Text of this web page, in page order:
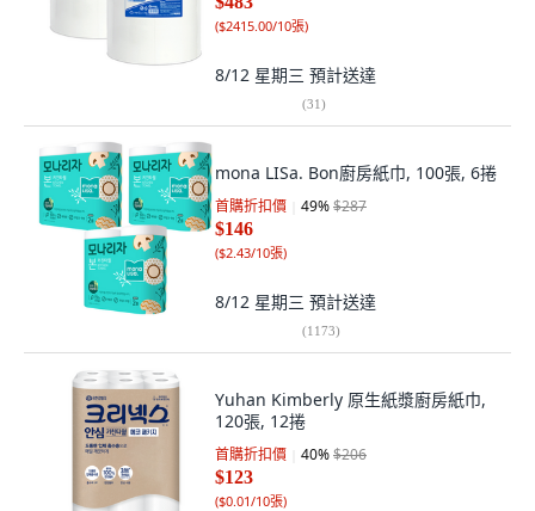
($2415.00/10張)
8/12 星期三 預計送達
(31)
mona LISa. Bon廚房紙巾, 100張, 6捲
首購折扣價 49%$287
$146
($2.43/10張)
8/12 星期三 預計送達
(1173)
Yuhan Kimberly 原生紙漿廚房紙巾,
120張, 12捲
首購折扣價 40%$206
$123
($0.01/10張)